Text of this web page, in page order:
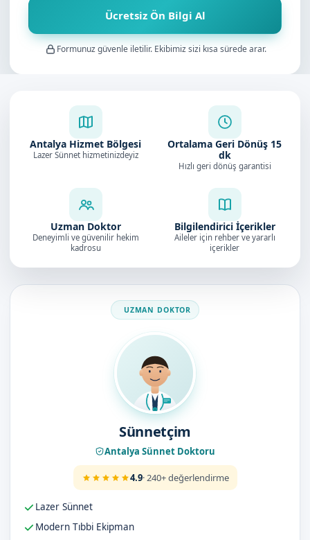
Ücretsiz Ön Bilgi Al
Formunuz güvenle iletilir. Ekibimiz sizi kısa sürede arar.
Antalya Hizmet Bölgesi
Lazer Sünnet hizmetinizdeyiz
Ortalama Geri Dönüş 15
dk
Hızlı geri dönüş garantisi
Uzman Doktor
Deneyimli ve güvenilir hekim
kadrosu
Bilgilendirici İçerikler
Aileler için rehber ve yararlı
içerikler
Doktorumuz
Sünnetçim
Antalya Sünnet Doktoru
4.9· 240+ değerlendirme
Lazer Sünnet
Modern Tıbbi Ekipman